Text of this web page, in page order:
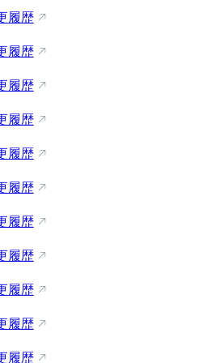
履歴
履歴
履歴
履歴
履歴
履歴
履歴
履歴
履歴
履歴
履歴